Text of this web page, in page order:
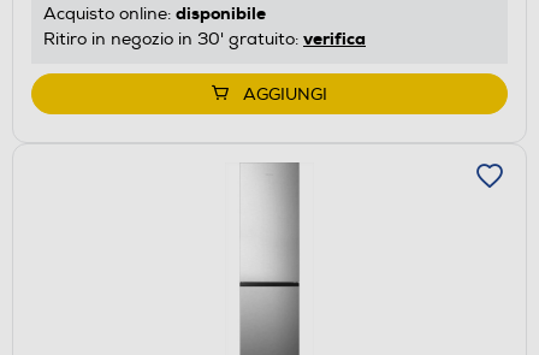
Acquisto online: disponibile
Ritiro in negozio in 30' gratuito: verifica
AGGIUNGI